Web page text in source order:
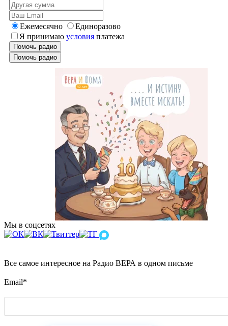
Ежемесячно
Единоразово
Я принимаю условия платежа
Помочь радио
Помочь радио
Мы в соцсетях
Все самое интересное на Радио ВЕРА в одном письме
Email*